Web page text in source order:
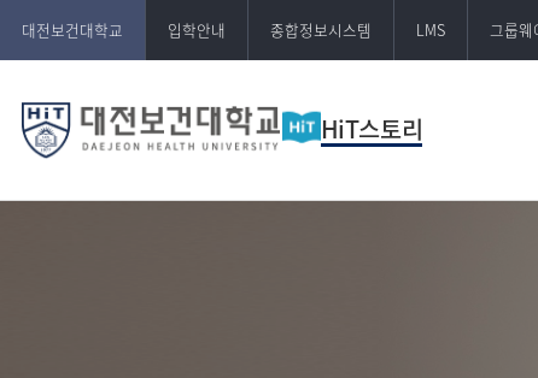
대전보건대학교 입학안내 종합정보시스템 LMS 그룹웨
HiT스토리